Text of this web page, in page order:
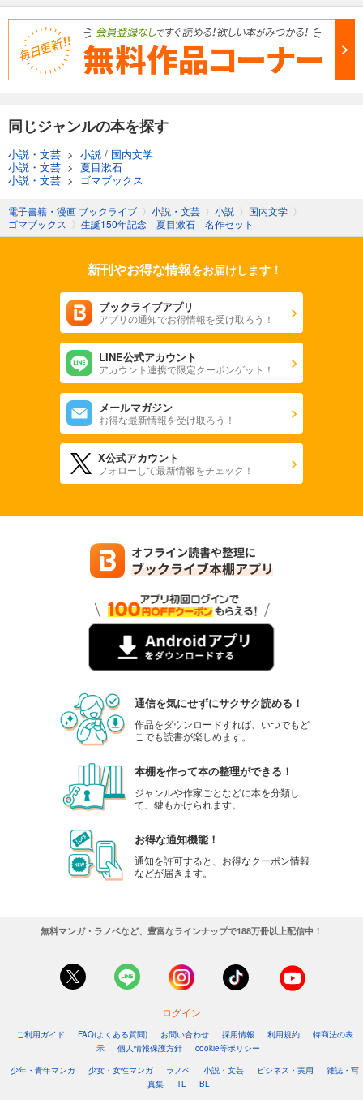
同じジャンルの本を探す
小説・文芸 > 小説 / 国内文学
小説・文芸 > 夏目漱石
小説・文芸 > ゴマブックス
電子書籍・漫画 ブックライブ 〉 小説・文芸 〉 小説 〉 国内文学 〉
ゴマブックス 〉 生誕150年記念 夏目漱石 名作セット
新刊やお得な情報をお届けします！
ブックライブアプリ
アプリの通知でお得情報を受け取ろう！
LINE公式アカウント
アカウント連携で限定クーポンゲット！
メールマガジン
お得な最新情報を受け取ろう！
X公式アカウント
フォローして最新情報をチェック！
通信を気にせずにサクサク読める！
作品をダウンロードすれば、いつでもど
こでも読書が楽しめます。
本棚を作って本の整理ができる！
ジャンルや作家ごとなどに本を分類し
て、鍵もかけられます。
お得な通知機能！
通知を許可すると、お得なクーポン情報
などが届きます。
無料マンガ・ラノベなど、豊富なラインナップで188万冊以上配信中！
ログイン
ご利用ガイド FAQ(よくある質問) お問い合わせ 採用情報 利用規約
特商法の表
示
個人情報保護方針
cookie等ポリシー
少年・青年マンガ
少女・女性マンガ ラノベ 小説・文芸 ビジネス・実用
雑誌・写
真集
TL BL